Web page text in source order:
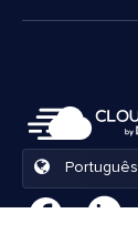
Português